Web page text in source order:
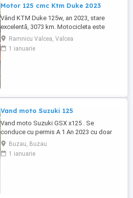
Motor 125 cmc Ktm Duke 2023
Vând KTM Duke 125w, an 2023, stare
excelentă, 3073 km. Motocicleta este
ideală pentru începători sau pentru oraș.
Fără daune, lovituri!
Ramnicu Valcea, Valcea
1 ianuarie
Vand moto Suzuki 125
Vand moto Suzuki GSX x125 . Se
conduce cu permis A 1 An 2023 cu doar
5000km Stare impecabila , fara cazaturi
ITP valabil pana in noiembrie 2027 Revizii
si schimb de ulei in service autorizat
Buzau, Buzau
1 ianuarie